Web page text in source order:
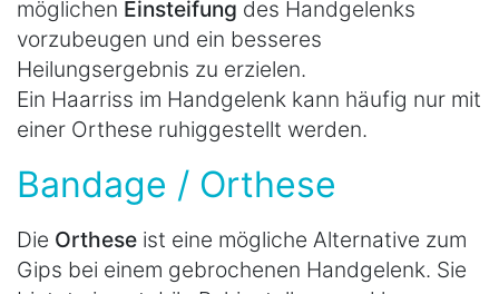
möglichen Einsteifung des Handgelenks
vorzubeugen und ein besseres
Heilungsergebnis zu erzielen.
Ein Haarriss im Handgelenk kann häufig nur mit
einer Orthese ruhiggestellt werden.
Bandage / Orthese
Die Orthese ist eine mögliche Alternative zum
Gips bei einem gebrochenen Handgelenk. Sie